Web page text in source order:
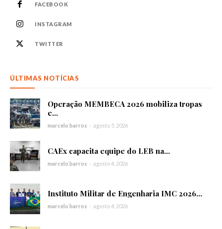
FACEBOOK
INSTAGRAM
TWITTER
ÚLTIMAS NOTÍCIAS
Operação MEMBECA 2026 mobiliza tropas
e...
marcelo barros - agosto 5, 2026
CAEx capacita equipe do LEB na...
marcelo barros - agosto 4, 2026
Instituto Militar de Engenharia IMC 2026...
marcelo barros - agosto 4, 2026